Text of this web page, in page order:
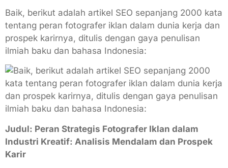
Baik, berikut adalah artikel SEO sepanjang 2000 kata
tentang peran fotografer iklan dalam dunia kerja dan
prospek karirnya, ditulis dengan gaya penulisan
ilmiah baku dan bahasa Indonesia:
Judul: Peran Strategis Fotografer Iklan dalam
Industri Kreatif: Analisis Mendalam dan Prospek
Karir